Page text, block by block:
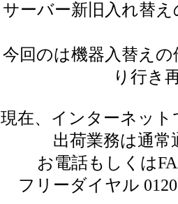
サーバー新旧入れ替
今回のは機器入替え
り行き
現在、インターネッ
出荷業務は通
お電話もしくは
フリーダイヤル